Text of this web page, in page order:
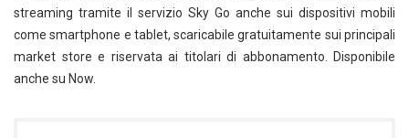
streaming tramite il servizio Sky Go anche sui dispositivi mobili
come smartphone e tablet, scaricabile gratuitamente sui principali
market store e riservata ai titolari di abbonamento. Disponibile
anche su Now.